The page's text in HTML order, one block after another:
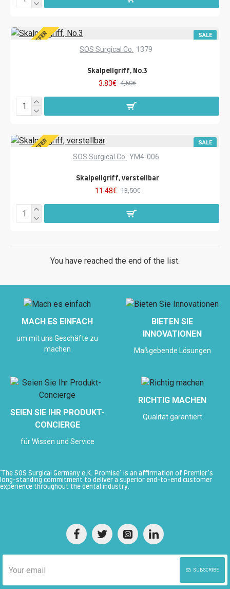
SPECIAL OFFER SALE
SOS Surgical Co. 1379
Skalpellgriff, No.3
3.83€ 4,50€
SPECIAL OFFER SALE
SOS Surgical Co. YM4-006
Skalpellgriff, verstellbar
11.48€ 13,50€
You have reached the end of the list.
MACH ES EINFACH
um mit uns Geschäfte zu
machen
BIETEN SIE
INNOVATIONEN
Maßgebende Lösungen
SEIEN SIE IHR PRODUKT-
CONCIERGE
für Wissen und Service
RICHTIG MACHEN
Qualität garantiert
‘The SOS Surgical Germany e.K. Promise’ is an affirmation of Premier’s
long-standing commitment to deliver a superior end-to-end customer
experience throughout the dental industry.
SUBSCRIBE